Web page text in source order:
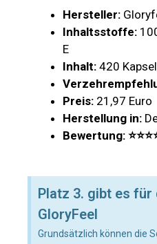
Hersteller:
Inhaltsstoffe:
E
Inhalt: 420
Preis: 21,97 Euro
Herstellung in:
Bewertung: ⭐⭐
Platz 3. gibt es für
GloryFeel
Grundsätzlich können die